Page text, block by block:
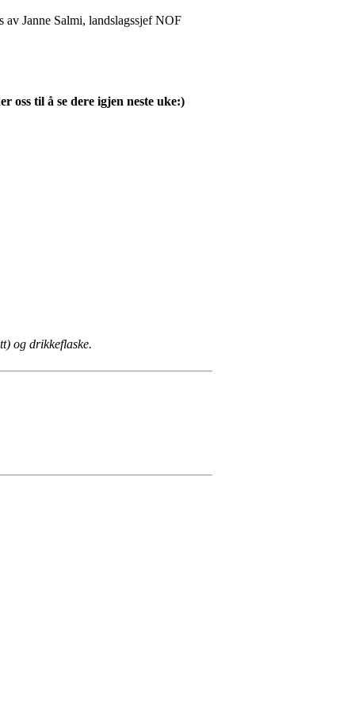
Janne Salmi, landslagssjef NOF
oss til å se dere igjen neste uke:)
og drikkeflaske.